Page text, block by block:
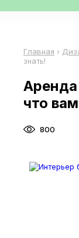
Главная ›
знать!
что
800